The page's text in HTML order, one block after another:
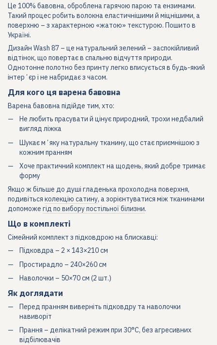
Це 100% бавовна, оброблена гарячою парою та ензимами.
Такий процес робить волокна еластичнішими й міцнішими, а
поверхню – з характерною «жатою» текстурою. Пошито в
Україні.
Дизайн Wash 87 – це натуральний зелений – заспокійливий
відтінок, що повертає в спальню відчуття природи.
Однотонне полотно без принту легко вписується в будь-який
інтерʼєр і не набридає з часом.
Для кого ця варена бавовна
Варена бавовна підійде тим, хто:
Не любить прасувати й цінує природний, трохи недбалий
вигляд ліжка
Шукає мʼяку натуральну тканину, що стає приємнішою з
кожним пранням
Хоче практичний комплект на щодень, який добре тримає
форму
Якщо ж більше до душі гладенька прохолодна поверхня,
подивіться колекцію сатину, а зорієнтуватися між тканинами
допоможе гід по вибору постільної білизни.
Що в комплекті
Сімейний комплект з підковдрою на блискавці:
Підковдра – 2 × 143×210 см
Простирадло – 240×260 см
Наволочки – 50×70 см (2 шт.)
Як доглядати
Перед пранням виверніть підковдру та наволочки
навиворіт
Прання – делікатний режим при 30°C, без агресивних
відбілювачів